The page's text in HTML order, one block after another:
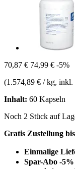
70,87 € 74,99 € -5%
(1.574,89 € / kg, inkl.
Inhalt: 60 Kapseln
Noch 2 Stück auf
Gratis Zustellung
Einmalige
Spar-Abo -5%